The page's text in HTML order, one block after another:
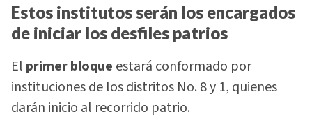
Estos institutos serán los encargados
de iniciar los desfiles patrios
El primer bloque estará conformado por
instituciones de los distritos No. 8 y 1, quienes
darán inicio al recorrido patrio.